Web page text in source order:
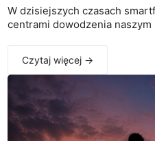
W dzisiejszych czasach
centrami dowodzenia
Czytaj więcej →